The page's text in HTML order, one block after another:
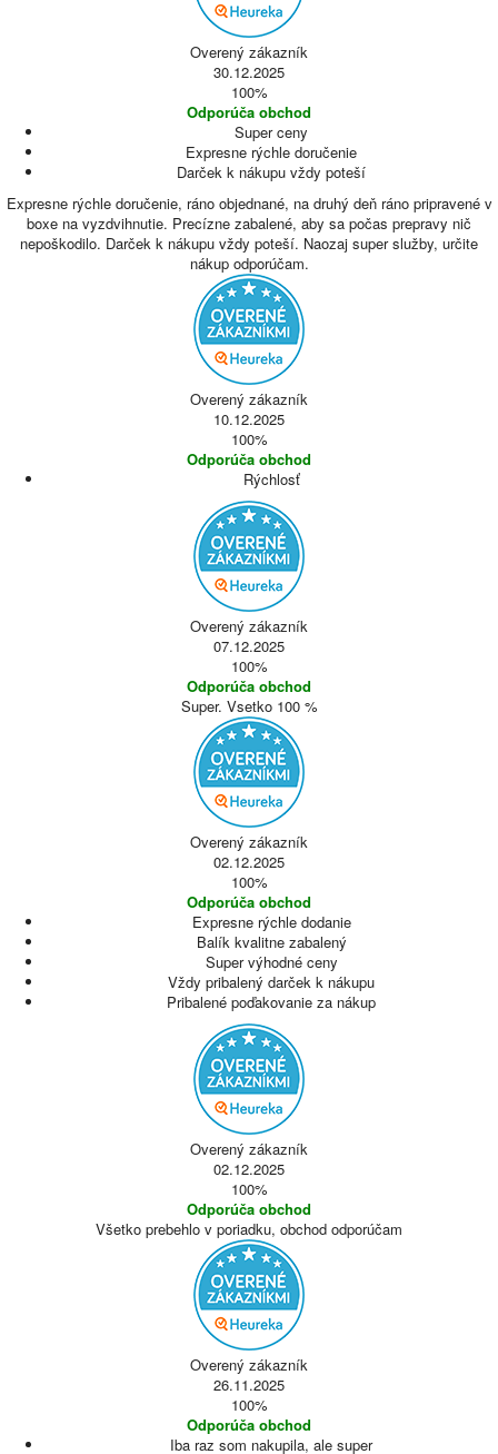
Overený zákazník
30.12.2025
100%
Odporúča obchod
Super ceny
Expresne rýchle doručenie
Darček k nákupu vždy poteší
Expresne rýchle doručenie, ráno objednané, na druhý deň ráno pripravené v
boxe na vyzdvihnutie. Precízne zabalené, aby sa počas prepravy nič
nepoškodilo. Darček k nákupu vždy poteší. Naozaj super služby, určite
nákup odporúčam.
Overený zákazník
10.12.2025
100%
Odporúča obchod
Rýchlosť
Overený zákazník
07.12.2025
100%
Odporúča obchod
Super. Vsetko 100 %
Overený zákazník
02.12.2025
100%
Odporúča obchod
Expresne rýchle dodanie
Balík kvalitne zabalený
Super výhodné ceny
Vždy pribalený darček k nákupu
Pribalené poďakovanie za nákup
Overený zákazník
02.12.2025
100%
Odporúča obchod
Všetko prebehlo v poriadku, obchod odporúčam
Overený zákazník
26.11.2025
100%
Odporúča obchod
Iba raz som nakupila, ale super